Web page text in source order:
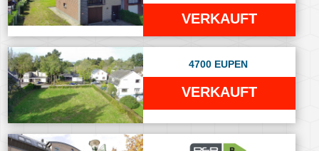
VERKAUFT
4700 EUPEN
VERKAUFT